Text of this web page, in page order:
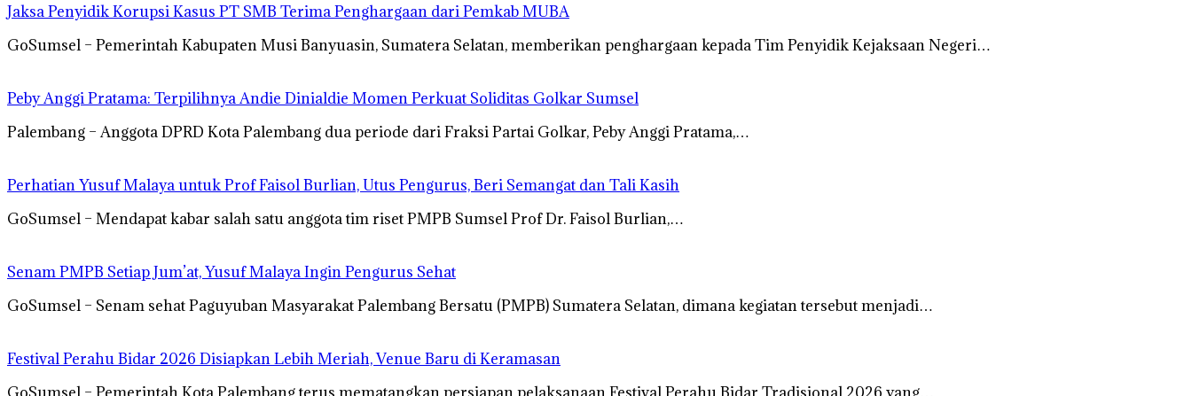
Jaksa Penyidik Korupsi Kasus PT SMB Terima Penghargaan dari Pemkab MUBA
GoSumsel – Pemerintah Kabupaten Musi Banyuasin, Sumatera Selatan, memberikan penghargaan kepada Tim Penyidik Kejaksaan Negeri…
Peby Anggi Pratama: Terpilihnya Andie Dinialdie Momen Perkuat Soliditas Golkar Sumsel
Palembang – Anggota DPRD Kota Palembang dua periode dari Fraksi Partai Golkar, Peby Anggi Pratama,…
Perhatian Yusuf Malaya untuk Prof Faisol Burlian, Utus Pengurus, Beri Semangat dan Tali Kasih
GoSumsel – Mendapat kabar salah satu anggota tim riset PMPB Sumsel Prof Dr. Faisol Burlian,…
Senam PMPB Setiap Jum’at, Yusuf Malaya Ingin Pengurus Sehat
GoSumsel – Senam sehat Paguyuban Masyarakat Palembang Bersatu (PMPB) Sumatera Selatan, dimana kegiatan tersebut menjadi…
Festival Perahu Bidar 2026 Disiapkan Lebih Meriah, Venue Baru di Keramasan